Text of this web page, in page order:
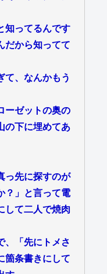
知ってるんです
だから知ってて
て、なんかもう
ーゼットの奥の
の下に埋めてあ
っ先に探すのが
？」と言って電
して二人で焼肉
、「先にトメさ
箇条書きにして